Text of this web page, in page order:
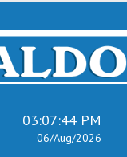
03:07:45 PM
06/Aug/2026